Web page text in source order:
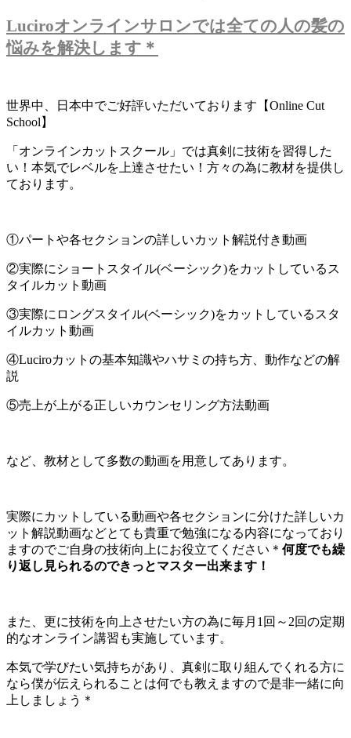
Luciroオンラインサロンでは全ての人の髪の
悩みを解決します＊
世界中、日本中でご好評いただいております【Online Cut
School】
「オンラインカットスクール」では真剣に技術を習得した
い！本気でレベルを上達させたい！方々の為に教材を提供し
ております。
①パートや各セクションの詳しいカット解説付き動画
②実際にショートスタイル(ベーシック)をカットしているス
タイルカット動画
③実際にロングスタイル(ベーシック)をカットしているスタ
イルカット動画
④Luciroカットの基本知識やハサミの持ち方、動作などの解
説
⑤売上が上がる正しいカウンセリング方法動画
など、教材として多数の動画を用意してあります。
実際にカットしている動画や各セクションに分けた詳しいカ
ット解説動画などとても貴重で勉強になる内容になっており
ますのでご自身の技術向上にお役立てください＊ 何度でも繰
り返し見られるのできっとマスター出来ます！
また、更に技術を向上させたい方の為に毎月1回～2回の定期
的なオンライン講習も実施しています。
本気で学びたい気持ちがあり、真剣に取り組んでくれる方に
なら僕が伝えられることは何でも教えますので是非一緒に向
上しましょう＊